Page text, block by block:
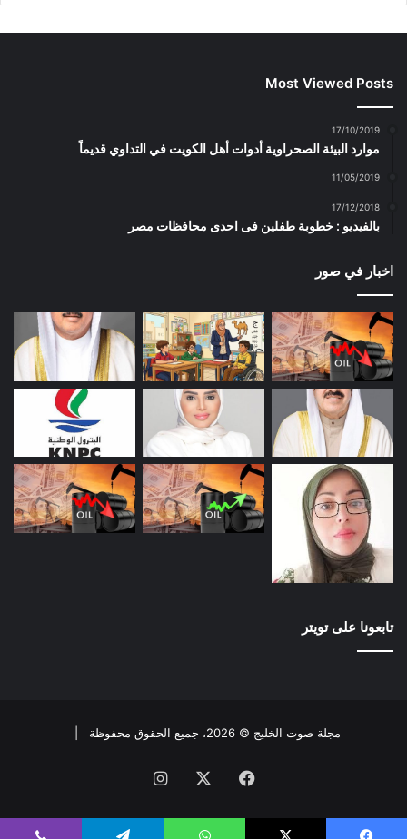
Most Viewed Posts
17/10/2019
موارد البيئة الصحراوية أدوات أهل الكويت في التداوي قديماً
11/05/2019
17/12/2018
بالفيديو : خطوبة طفلين فى احدى محافظات مصر
اخبار في صور
تابعونا على تويتر
مجلة صوت الخليج © 2026، جميع الحقوق محفوظة |
فيسبوك انستقرام